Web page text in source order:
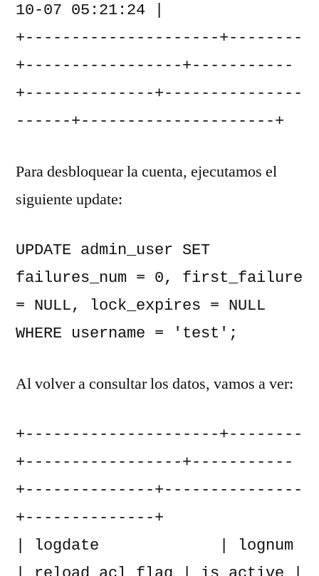
10-07 05:21:24 |
+---------------------+--------
+-----------------+-----------
+--------------+---------------
------+---------------------+
Para desbloquear la cuenta, ejecutamos el
siguiente update:
UPDATE admin_user SET
failures_num = 0, first_failure
= NULL, lock_expires = NULL
WHERE username = 'test';
Al volver a consultar los datos, vamos a ver:
+---------------------+--------
+-----------------+-----------
+--------------+---------------
+--------------+
| logdate             | lognum